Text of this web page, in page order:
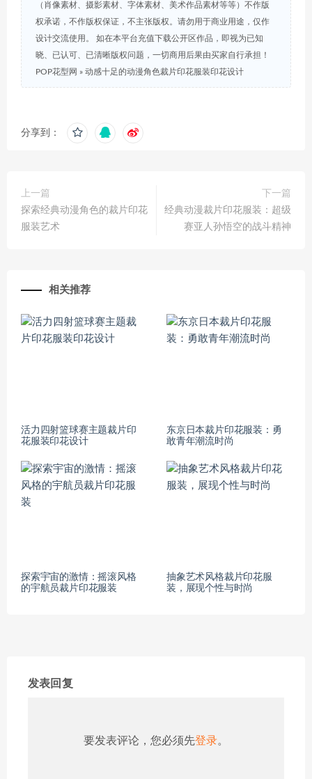
（肖像素材、摄影素材、字体素材、美术作品素材等等）不作版
权承诺，不作版权保证，不主张版权。请勿用于商业用途，仅作
设计交流使用。 如在本平台充值下载公开区作品，即视为已知
晓、已认可、已清晰版权问题，一切商用后果由买家自行承担！
POP花型网 » 动感十足的动漫角色裁片印花服装印花设计
分享到：
上一篇
探索经典动漫角色的裁片印花
服装艺术
下一篇
经典动漫裁片印花服装：超级
赛亚人孙悟空的战斗精神
相关推荐
活力四射篮球赛主题裁片印
花服装印花设计
东京日本裁片印花服装：勇
敢青年潮流时尚
探索宇宙的激情：摇滚风格
的宇航员裁片印花服装
抽象艺术风格裁片印花服
装，展现个性与时尚
发表回复
要发表评论，您必须先登录。